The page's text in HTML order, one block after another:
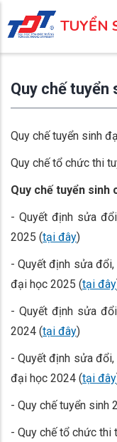
đến
nội
TUYỂN
Quy chế tuyển
Quy chế tuyển sinh
Quy chế tổ chức thi
Quy chế tuyển sinh
- Quyết định sửa
2025 (tại đây)
- Quyết định sửa
đại học 2025 (tại đây
- Quyết định sửa
2024 (tại đây)
- Quyết định sửa
đại học 2024 (tại đây
- Quy chế tuyển sinh
- Quy chế tổ chức thi